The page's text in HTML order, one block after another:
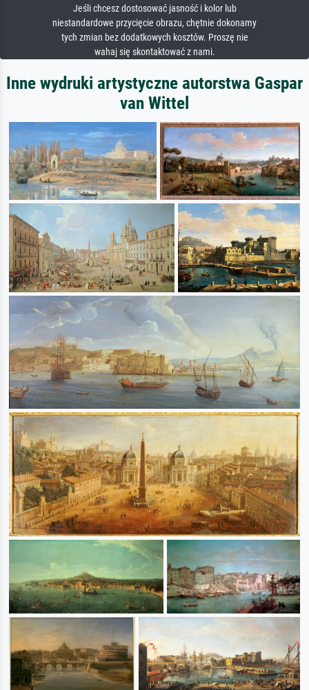
Jeśli chcesz dostosować jasność i kolor lub
niestandardowe przycięcie obrazu, chętnie dokonamy
tych zmian bez dodatkowych kosztów. Proszę nie
wahaj się skontaktować z nami.
Inne wydruki artystyczne autorstwa Gaspar
van Wittel